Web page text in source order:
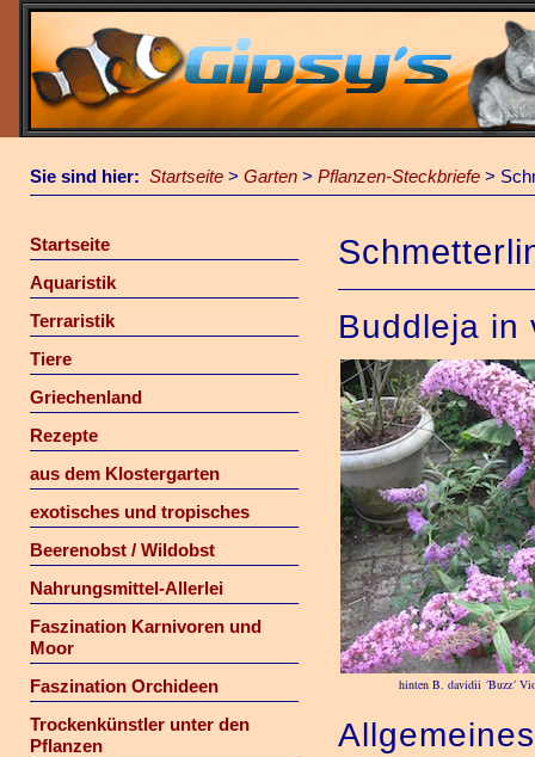
Sie sind hier: Startseite > Garten > Pflanzen-Steckbriefe >
Startseite
Aquaristik
Terraristik
Tiere
Griechenland
Rezepte
aus dem Klostergarten
exotisches und tropisches
Beerenobst / Wildobst
Nahrungsmittel-Allerlei
Faszination Karnivoren und
Moor
Faszination Orchideen
Trockenkünstler unter den
Pflanzen
Buddleja in
hinten B. davidii ´Buzz´
Allgemeines